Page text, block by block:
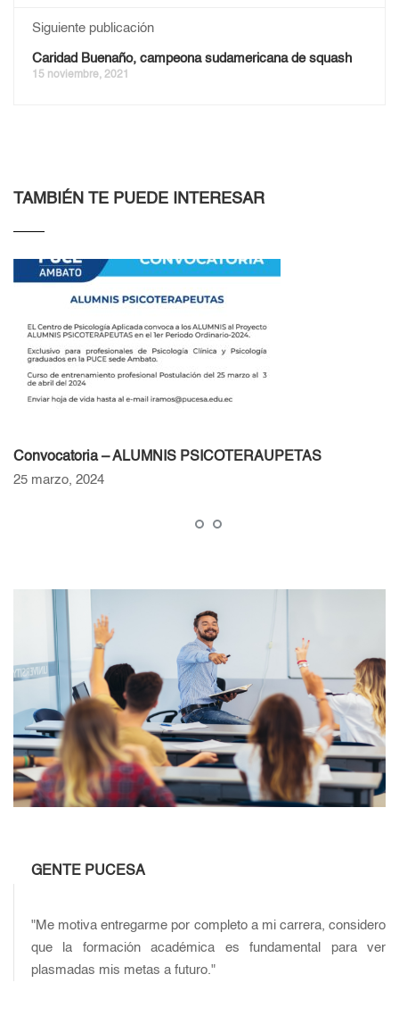
Siguiente publicación
Caridad Buenaño, campeona sudamericana de squash
15 noviembre, 2021
TAMBIÉN TE PUEDE INTERESAR
Convocatoria – ALUMNIS PSICOTERAUPETAS
25 marzo, 2024
GENTE PUCESA
"Me motiva entregarme por completo a mi carrera, considero
que la formación académica es fundamental para ver
plasmadas mis metas a futuro."